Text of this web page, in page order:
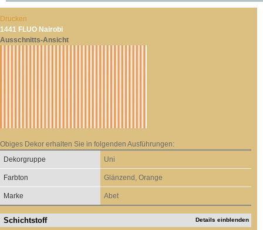
Drucken
1441 FLUO Nairobi
Ausschnitts-Ansicht
Obiges Dekor erhalten Sie in folgenden Ausführungen:
Dekorgruppe
Uni
Farbton Glänzend, Orange
Marke Abet
Schichtstoff Details einblenden